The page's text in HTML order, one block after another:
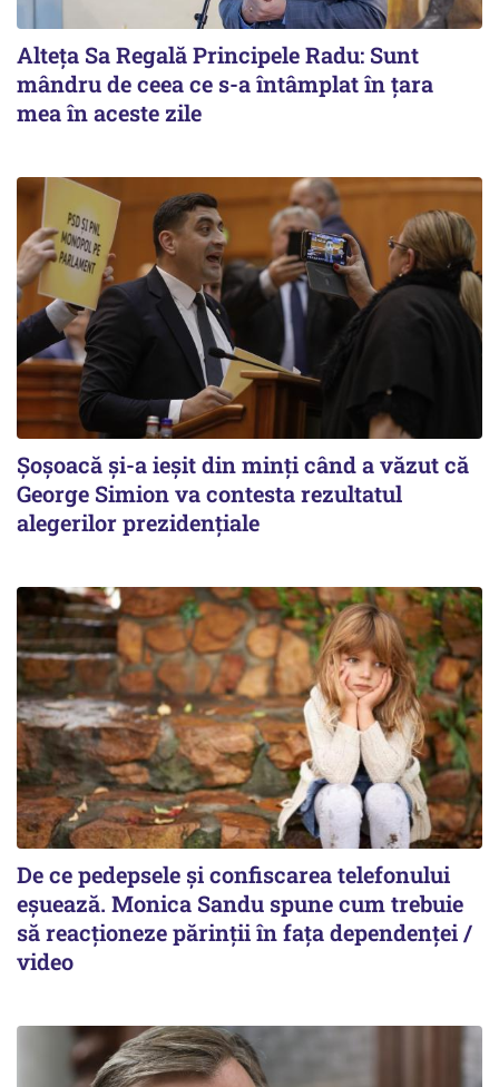
Alteţa Sa Regală Principele Radu: Sunt
mândru de ceea ce s-a întâmplat în ţara
mea în aceste zile
Șoșoacă și-a ieșit din minți când a văzut că
George Simion va contesta rezultatul
alegerilor prezidențiale
De ce pedepsele și confiscarea telefonului
eșuează. Monica Sandu spune cum trebuie
să reacționeze părinții în fața dependenței /
video